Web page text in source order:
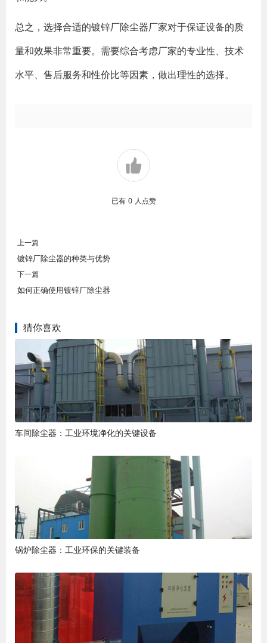
总之，选择合适的镀锌厂除尘器厂家对于保证设备的质
量和效果非常重要。需要综合考虑厂家的专业性、技术
水平、售后服务和性价比等因素，做出理性的选择。
已有 0 人点赞
上一篇
镀锌厂除尘器的种类与优势
下一篇
如何正确使用镀锌厂除尘器
猜你喜欢
车间除尘器：工业环境净化的关键设备
锅炉除尘器：工业环保的关键装备